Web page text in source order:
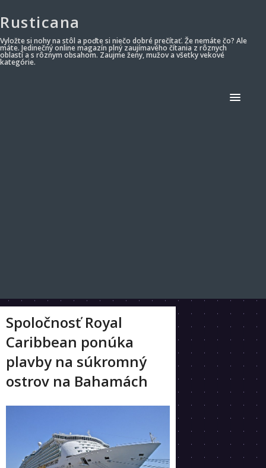
Rusticana
Vyložte si nohy na stôl a poďte si niečo dobré prečítať. Že nemáte čo? Ale
máte. Jedinečný online magazín plný zaujímavého čítania z rôznych
oblastí a s rôznym obsahom. Zaujme ženy, mužov a všetky vekové
kategórie.
Spoločnosť Royal
Caribbean ponúka
plavby na súkromný
ostrov na Bahamách